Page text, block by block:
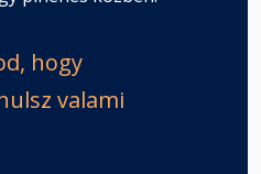
hogy
valami